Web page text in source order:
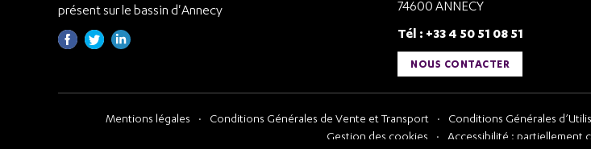
présent sur le bassin d'Annecy
74600 ANNECY
Tél : +33 4 50 51 08 51
NOUS CONTACTER
Mentions légales Conditions Générales de Vente et Transport Conditions Générales
Gestion des cookies
Accessibilité : partiellement